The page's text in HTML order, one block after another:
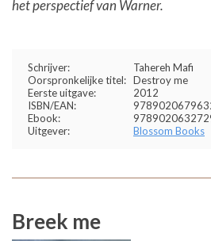
het perspectief van Warner.
Schrijver:
Tahereh Mafi
Oorspronkelijke titel: Destroy me
Eerste uitgave:
2012
ISBN/EAN:
Ebook:
Uitgever:
Blossom Books
Breek me